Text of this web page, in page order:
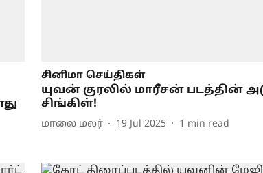
சினிமா செய்திகள்
யுவன் குரலில் மாரீசன் படத்தின்
சிங்கிள்!
மாலை மலர் 19 Jul 2025 1 min read